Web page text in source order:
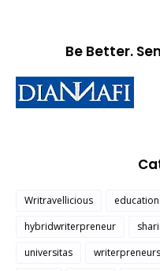
Be Better.
Writravellicious education
hybridwriterpreneur
universitas